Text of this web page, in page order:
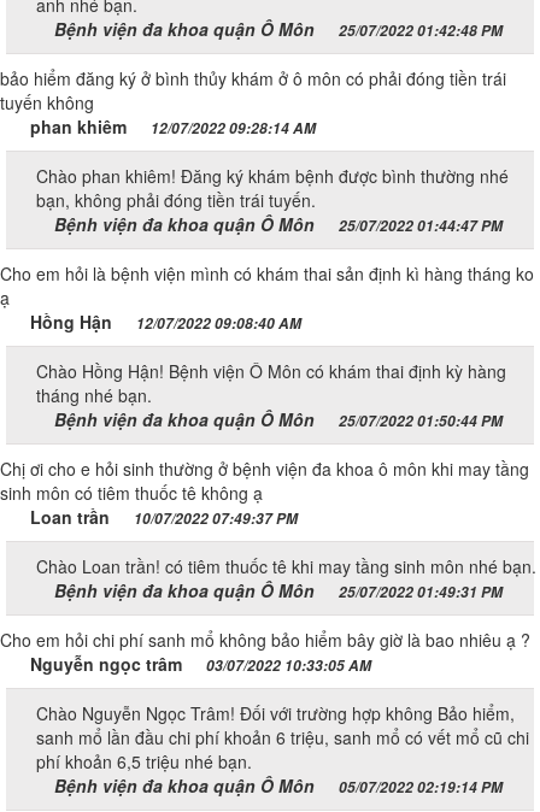
anh nhé bạn.
Bệnh viện đa khoa quận Ô Môn
25/07/2022 01:42:48 PM
bảo hiểm đăng ký ở bình thủy khám ở ô môn có phải đóng tiền trái
tuyến không
phan khiêm
12/07/2022 09:28:14 AM
Chào phan khiêm! Đăng ký khám bệnh được bình thường nhé
bạn, không phải đóng tiền trái tuyến.
Bệnh viện đa khoa quận Ô Môn
25/07/2022 01:44:47 PM
Cho em hỏi là bệnh viện mình có khám thai sản định kì hàng tháng ko
ạ
Hồng Hận
12/07/2022 09:08:40 AM
Chào Hồng Hận! Bệnh viện Ô Môn có khám thai định kỳ hàng
tháng nhé bạn.
Bệnh viện đa khoa quận Ô Môn
25/07/2022 01:50:44 PM
Chị ơi cho e hỏi sinh thường ở bệnh viện đa khoa ô môn khi may tầng
sinh môn có tiêm thuốc tê không ạ
Loan trần
10/07/2022 07:49:37 PM
Chào Loan trần! có tiêm thuốc tê khi may tầng sinh môn nhé bạn.
Bệnh viện đa khoa quận Ô Môn
25/07/2022 01:49:31 PM
Cho em hỏi chi phí sanh mổ không bảo hiểm bây giờ là bao nhiêu ạ ?
Nguyễn ngọc trâm 03/07/2022 10:33:05 AM
Chào Nguyễn Ngọc Trâm! Đối với trường hợp không Bảo hiểm,
sanh mổ lần đầu chi phí khoản 6 triệu, sanh mổ có vết mổ cũ chi
phí khoản 6,5 triệu nhé bạn.
Bệnh viện đa khoa quận Ô Môn
05/07/2022 02:19:14 PM